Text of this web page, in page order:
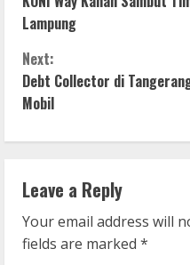
o
n
t
i
n
u
e
Lampung
Next:
Debt Collector di
Mobil
Leave a Reply
Your email address will
fields are marked *